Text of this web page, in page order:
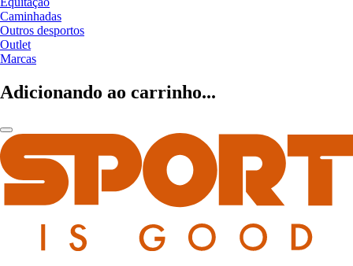
Caminhadas
Outros desportos
Outlet
Marcas
Adicionando ao carrinho...